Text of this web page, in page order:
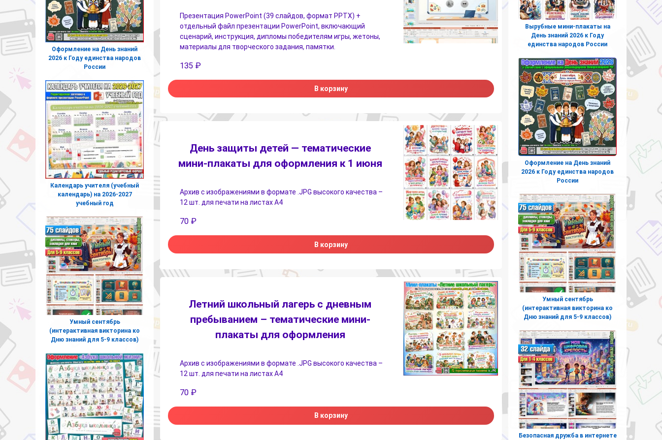
Презентация PowerPoint (39 слайдов, формат PPTX) +
отдельный файл презентации PowerPoint, включающий
сценарий, инструкция, дипломы победителям игры, жетоны,
материалы для творческого задания, памятки.
135 ₽
В корзину
День защиты детей — тематические
мини-плакаты для оформления к 1 июня
Архив с изображениями в формате .JPG высокого качества –
12 шт. для печати на листах А4
70 ₽
В корзину
Летний школьный лагерь с дневным
пребыванием – тематические мини-
плакаты для оформления
Архив с изображениями в формате .JPG высокого качества –
12 шт. для печати на листах А4
70 ₽
В корзину
Оформление на День знаний
2026 к Году единства народов
России
Календарь учителя (учебный
календарь) на 2026-2027
учебный год
Умный сентябрь
(интерактивная викторина ко
Дню знаний для 5-9 классов)
Вырубные мини-плакаты на
День знаний 2026 к Году
единства народов России
Оформление на День знаний
2026 к Году единства народов
России
Умный сентябрь
(интерактивная викторина ко
Дню знаний для 5-9 классов)
Безопасная дружба в интернете